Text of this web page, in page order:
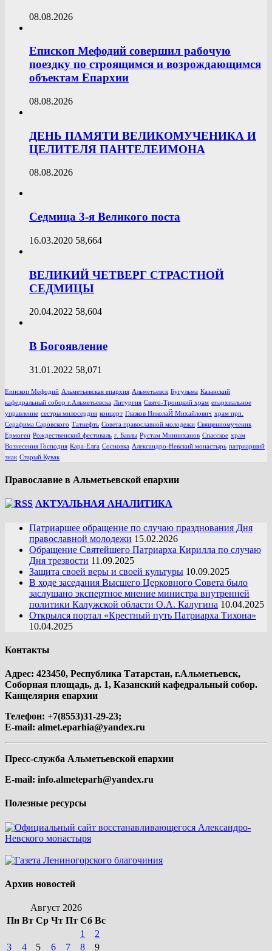
08.08.2026
Епископ Мефодий совершил рабочую
поездку по строящимся и возрождающимся
объектам Епархии
08.08.2026
ДЕНЬ ПАМЯТИ ВЕЛИКОМУЧЕНИКА И
ЦЕЛИТЕЛЯ ПАНТЕЛЕИМОНА
08.08.2026
Седмица 3-я Великого поста
16.03.2020 58,664
ВЕЛИКИЙ ЧЕТВЕРГ СТРАСТНОЙ
СЕДМИЦЫ
20.04.2022 58,604
В Богоявление
31.01.2022 58,071
Епископ Мефодий Альметьевская епархия Альметьевск Бугульма Казанский
кафедральный собор г.Альметьевска Литургия Свято-Троицкий храм епархиальное
управление сестры милосердия концерт Глазков НиколаЙ Михайлович храм прп.
Серафима Саровского Татнефть Совета православной молодежи Священномученик
Ермоген Рождественский фестиваль г. Бавлы Рустам Минниханов Спасское храм
Вознесения Господня Кара-Елга Сосновка Александро-Невский монастырь патриарший
знак Старый Кувак
Православие в Альметьевской епархии
АКТУАЛЬНАЯ АНАЛИТИКА
Патриаршее обращение по случаю празднования Дня
православной молодежи 15.02.2026
Обращение Святейшего Патриарха Кирилла по случаю
Дня трезвости 11.09.2025
Защита своей веры и своей культуры 10.09.2025
В ходе заседания Высшего Церковного Совета было
заслушано экспертное мнение министра внутренней
политики Калужской области О.А. Калугина 10.04.2025
Открылся портал «Крестный путь Патриарха Тихона»
10.04.2025
Контакты
Адрес: 423450, Республика Татарстан, г.Альметьевск,
Соборная площадь, д. 1, Казанский кафедральный собор.
Канцелярия епархии
Телефон: +7(8553)31-29-23;
E-mail: almet.eparhia@yandex.ru
Пресс-служба Альметьевской епархии
E-mail: info.almeteparh@yandex.ru
Полезные ресурсы
Архив новостей
Август 2026
Пн Вт Ср Чт Пт Сб Вс
1
2
3
4 5 6 7 8 9